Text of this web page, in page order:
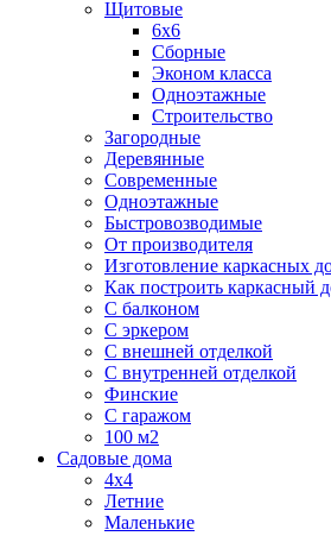
Щитовые
6х6
Сборные
Эконом класса
Одноэтажные
Строительство
Загородные
Деревянные
Современные
Одноэтажные
Быстровозводимые
От производителя
Изготовление каркасных
Как построить каркасный
С балконом
С эркером
С внешней отделкой
С внутренней отделкой
Финские
С гаражом
100 м2
Садовые дома
4х4
Летние
Маленькие